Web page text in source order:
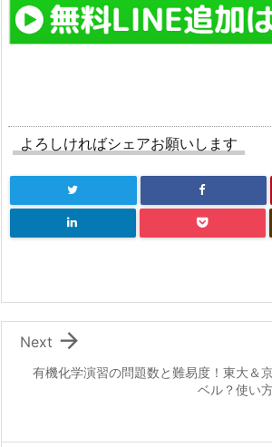
よろしければシェアお願いします
有機化学演習の問題数と難易度！東大＆
ベル？使い

Next